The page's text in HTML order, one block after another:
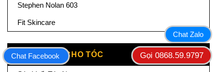
Stephen Nolan 603
Fit Skincare
SẢN PHẨM CHO TÓC
Chat Zalo
Chat Facebook Gọi 0868.59.9797